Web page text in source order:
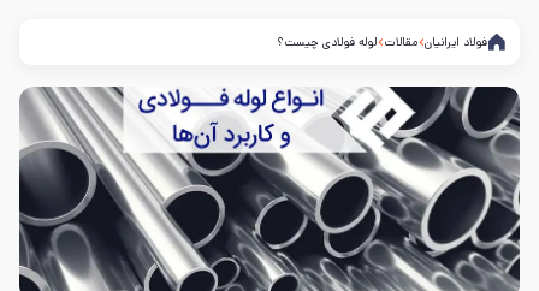
فولاد ایرانیان مقالات لوله فولادی چیست؟